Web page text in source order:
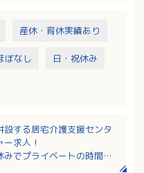
産休・育休実績あり
ぼなし 日・祝休み
設する居宅介護支援センタ
求人！
みでプライベートの時間も